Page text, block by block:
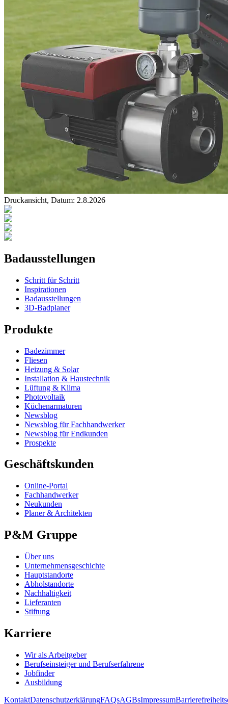
Druckansicht, Datum: 2.8.2026
Badausstellungen
Schritt für Schritt
Inspirationen
Badausstellungen
3D-Badplaner
Produkte
Badezimmer
Fliesen
Heizung & Solar
Installation & Haustechnik
Lüftung & Klima
Photovoltaik
Küchenarmaturen
Newsblog
Newsblog für Fachhandwerker
Newsblog für Endkunden
Prospekte
Geschäftskunden
Online-Portal
Fachhandwerker
Neukunden
Planer & Architekten
P&M Gruppe
Über uns
Unternehmensgeschichte
Hauptstandorte
Abholstandorte
Nachhaltigkeit
Lieferanten
Stiftung
Karriere
Wir als Arbeitgeber
Berufseinsteiger und Berufserfahrene
Jobfinder
Ausbildung
KontaktDatenschutzerklärungFAQsAGBsImpressum